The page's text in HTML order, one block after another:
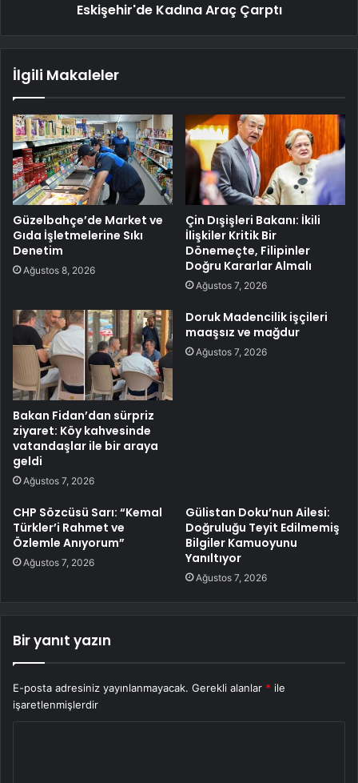
Eskişehir'de Kadına Araç Çarptı
İlgili Makaleler
Güzelbahçe’de Market ve
Gıda İşletmelerine Sıkı
Denetim
Ağustos 8, 2026
Çin Dışişleri Bakanı: İkili
İlişkiler Kritik Bir
Dönemeçte, Filipinler
Doğru Kararlar Almalı
Ağustos 7, 2026
Bakan Fidan’dan sürpriz
ziyaret: Köy kahvesinde
vatandaşlar ile bir araya
geldi
Ağustos 7, 2026
Doruk Madencilik işçileri
maaşsız ve mağdur
Ağustos 7, 2026
CHP Sözcüsü Sarı: “Kemal
Türkler’i Rahmet ve
Özlemle Anıyorum”
Ağustos 7, 2026
Gülistan Doku’nun Ailesi:
Doğruluğu Teyit Edilmemiş
Bilgiler Kamuoyunu
Yanıltıyor
Ağustos 7, 2026
Bir yanıt yazın
E-posta adresiniz yayınlanmayacak. Gerekli alanlar * ile
işaretlenmişlerdir